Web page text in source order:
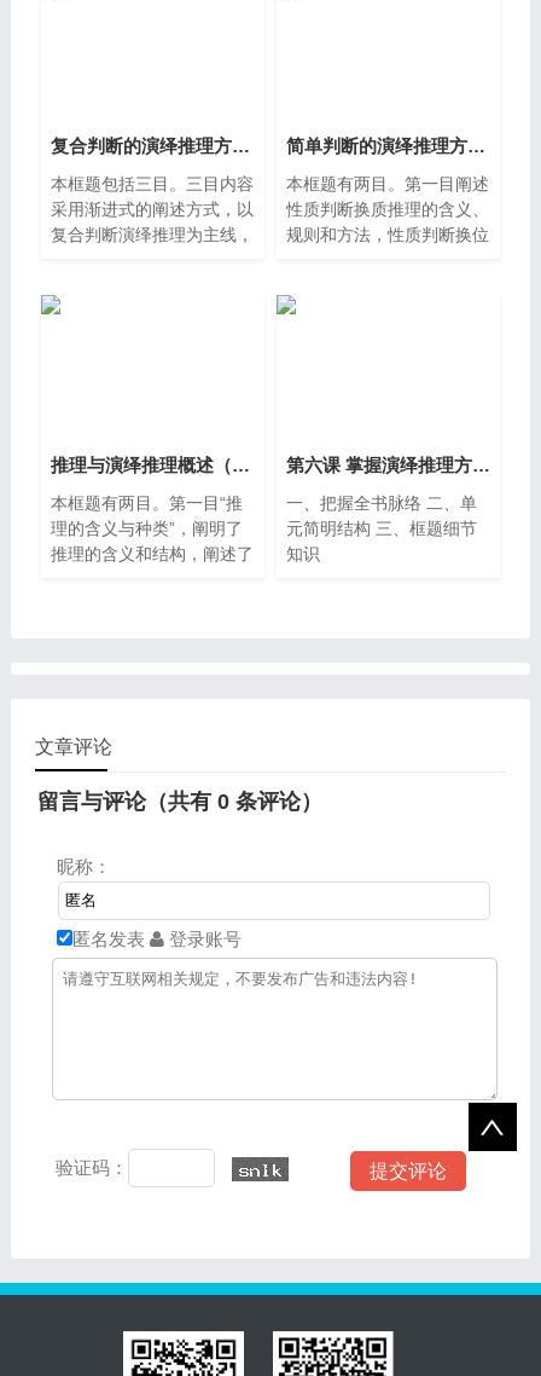
复合判断的演绎推理方法（第二单元整体教学设计第八课时课件和课时教学设计）
本框题包括三目。三目内容
采用渐进式的阐述方式，以
复合判断演绎推理为主线，
义，及其有效的推理结构和
确的运用复合判断的推理。
简单判断的演绎推理方法（第二单元整体教学设计第七课时课件和课时教学设计）
本框题有两目。第一目阐述
性质判断换质推理的含义、
规则和方法，性质判断换位
延性问题，以及性质判断的
采用层层递进的阐述方式，
线，引导学生自觉遵守推理
规则，纠正违反这些规则的
逻辑错误，从而揭露诡辩，
推理与演绎推理概述（第二单元整体教学设计第六课时课件和课时教学设计）
本框题有两目。第一目“推
理的含义与种类”，阐明了
推理的含义和结构，阐述了
义。两目内容采用渐进式阐
阐述了推理的含义与种类，
要义，帮助学生理解和掌
握“推理”这一核心概念。
第六课 掌握演绎推理方法（常态实用教学课件共72页）
一、把握全书脉络 二、单
元简明结构 三、框题细节
知识
文章评论
留言与评论（共有 0条评论）
昵称：
匿名发表 登录账号
验证码：